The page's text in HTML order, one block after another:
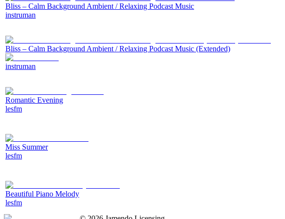
Bliss – Calm Background Ambient / Relaxing Podcast Music
instruman
Bliss – Calm Background Ambient / Relaxing Podcast Music (Extended)
instruman
Romantic Evening
lesfm
Miss Summer
lesfm
Beautiful Piano Melody
lesfm